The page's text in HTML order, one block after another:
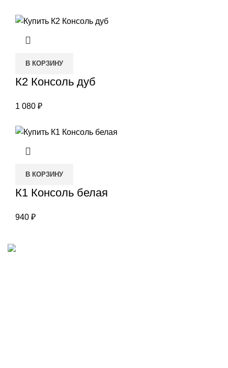
В КОРЗИНУ
К2 Консоль дуб
1 080 ₽
В КОРЗИНУ
К1 Консоль белая
940 ₽